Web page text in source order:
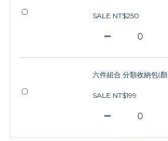
SALE NT$250
六件組合 分類收納包(
SALE NT$199